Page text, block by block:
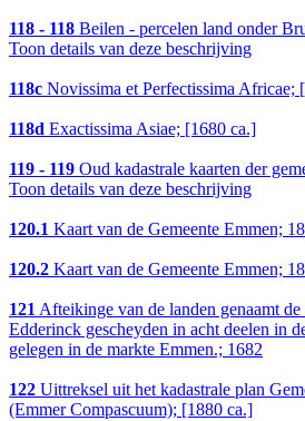
118 - 118 Beilen - percelen land onder
Toon details van deze beschrijving
118c Novissima et Perfectissima Africae;
118d Exactissima Asiae; [1680 ca.]
119 - 119 Oud kadastrale kaarten der
Toon details van deze beschrijving
120.1 Kaart van de Gemeente Emmen;
120.2 Kaart van de Gemeente Emmen;
121Afteikinge van de landen genaamt
Edderinck gescheyden in acht deelen in
gelegen in de markte Emmen.; 1682
122 Uittreksel uit het kadastrale plan
(Emmer Compascuum); [1880 ca.]